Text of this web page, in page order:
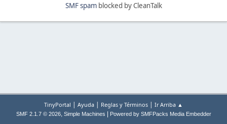
SMF spamblocked by CleanTalk
TinyPortal | Ayuda | Reglas y Términos | Ir Arriba ▲
SMF 2.1.7 © 2026, Simple Machines Powered by SMFPacks Media Embedder